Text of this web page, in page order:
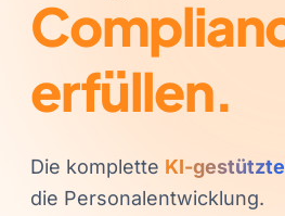
Die komplette KI-gestützte
die Personalentwicklung.